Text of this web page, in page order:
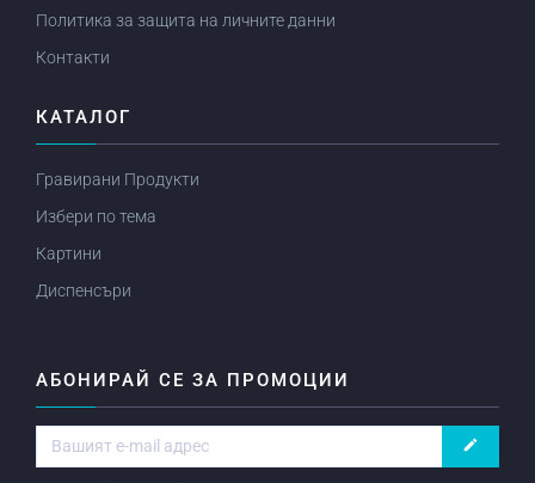
Политика за защита на личните данни
Контакти
КАТАЛОГ
Гравирани Продукти
Избери по тема
Картини
Диспенсъри
АБОНИРАЙ СЕ ЗА ПРОМОЦИИ
create